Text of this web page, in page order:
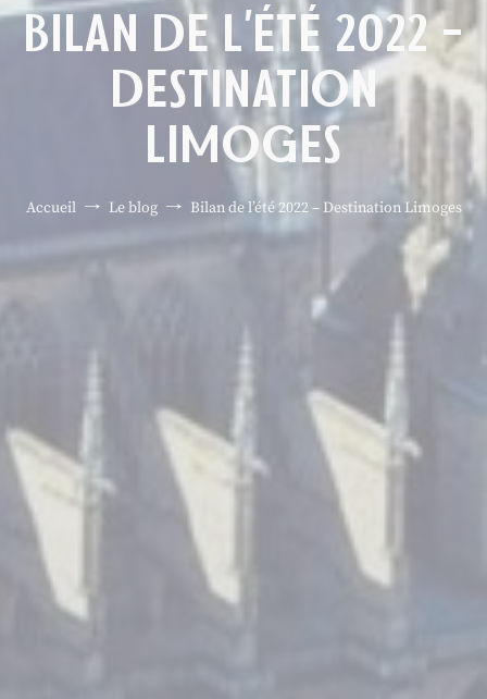
BILAN DE L’ÉTÉ 2022 –
DESTINATION
LIMOGES
Accueil Le blog Bilan de l’été 2022 – Destination Limoges